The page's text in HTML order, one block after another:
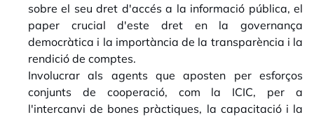
sobre el seu dret d'accés a la informació pública, el
paper crucial d'este dret en la governança
democràtica i la importància de la transparència i la
rendició de comptes.
Involucrar als agents que aposten per esforços
conjunts de cooperació, com la ICIC, per a
l'intercanvi de bones pràctiques, la capacitació i la